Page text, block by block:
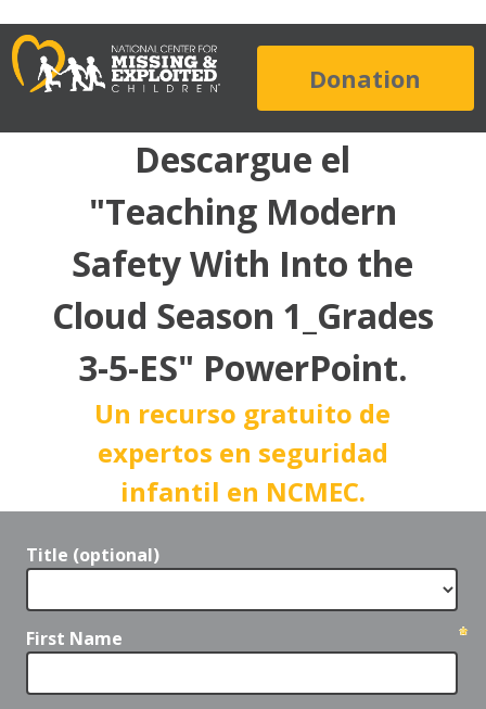
Donation
Descargue el
"Teaching Modern
Safety With Into the
Cloud Season 1_Grades
3-5-ES" PowerPoint.
Un recurso gratuito de
expertos en seguridad
infantil en NCMEC.
Title (optional)
First Name